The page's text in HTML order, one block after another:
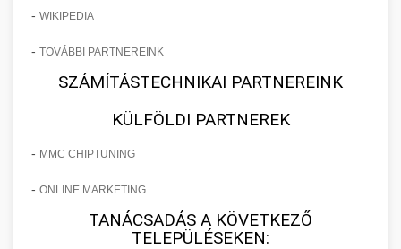
- WIKIPEDIA
- TOVÁBBI PARTNEREINK
SZÁMÍTÁSTECHNIKAI PARTNEREINK
KÜLFÖLDI PARTNEREK
- MMC CHIPTUNING
- ONLINE MARKETING
TANÁCSADÁS A KÖVETKEZŐ
TELEPÜLÉSEKEN: